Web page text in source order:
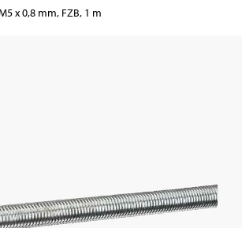
x 0,8 mm, FZB, 1 m